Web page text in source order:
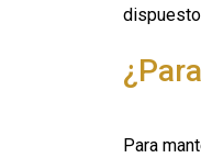
dispuesto
Para